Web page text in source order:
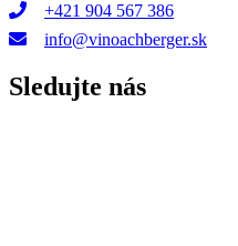
+421 904 567 386
info@vinoachberger.sk
Sledujte nás